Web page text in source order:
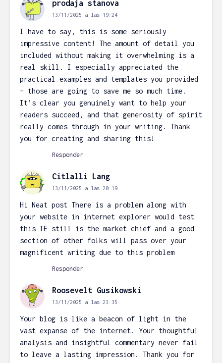
prodaja stanova
13/11/2025 a las 19:24
I have to say, this is some seriously
impressive content! The amount of detail you
included without making it overwhelming is a
real skill. I especially appreciated the
practical examples and templates you provided
– those are going to save me so much time.
It’s clear you genuinely want to help your
readers succeed, and that generosity of spirit
really comes through in your writing. Thank
you for creating and sharing this!
Responder
Citlalli Lang
13/11/2025 a las 20:19
Hi Neat post There is a problem along with
your website in internet explorer would test
this IE still is the market chief and a good
section of other folks will pass over your
magnificent writing due to this problem
Responder
Roosevelt Gusikowski
13/11/2025 a las 23:35
Your blog is like a beacon of light in the
vast expanse of the internet. Your thoughtful
analysis and insightful commentary never fail
to leave a lasting impression. Thank you for